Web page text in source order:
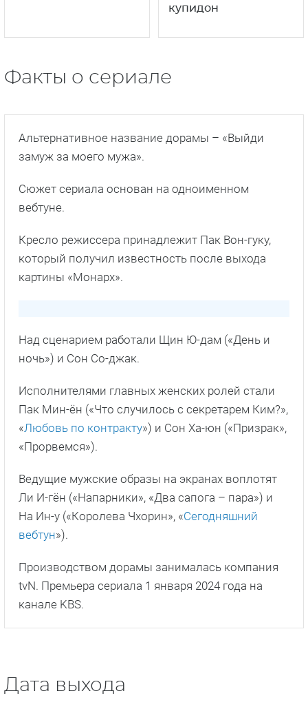
купидон
Факты о сериале
Альтернативное название дорамы – «Выйди
замуж за моего мужа».
Сюжет сериала основан на одноименном
вебтуне.
Кресло режиссера принадлежит Пак Вон-гуку,
который получил известность после выхода
картины «Монарх».
Над сценарием работали Щин Ю-дам («День и
ночь») и Сон Со-джак.
Исполнителями главных женских ролей стали
Пак Мин-ён («Что случилось с секретарем Ким?»,
«Любовь по контракту») и Сон Ха-юн («Призрак»,
«Прорвемся»).
Ведущие мужские образы на экранах воплотят
Ли И-гён («Напарники», «Два сапога – пара») и
На Ин-у («Королева Чхорин», «Сегодняшний
вебтун»).
Производством дорамы занималась компания
tvN. Премьера сериала 1 января 2024 года на
канале KBS.
Дата выхода